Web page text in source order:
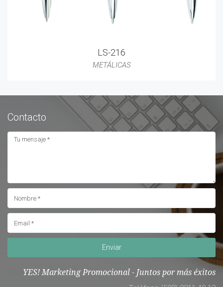
LS-216
METÁLICAS
Contacto
Enviar
YES! Marketing Promocional - Juntos por más éxitos